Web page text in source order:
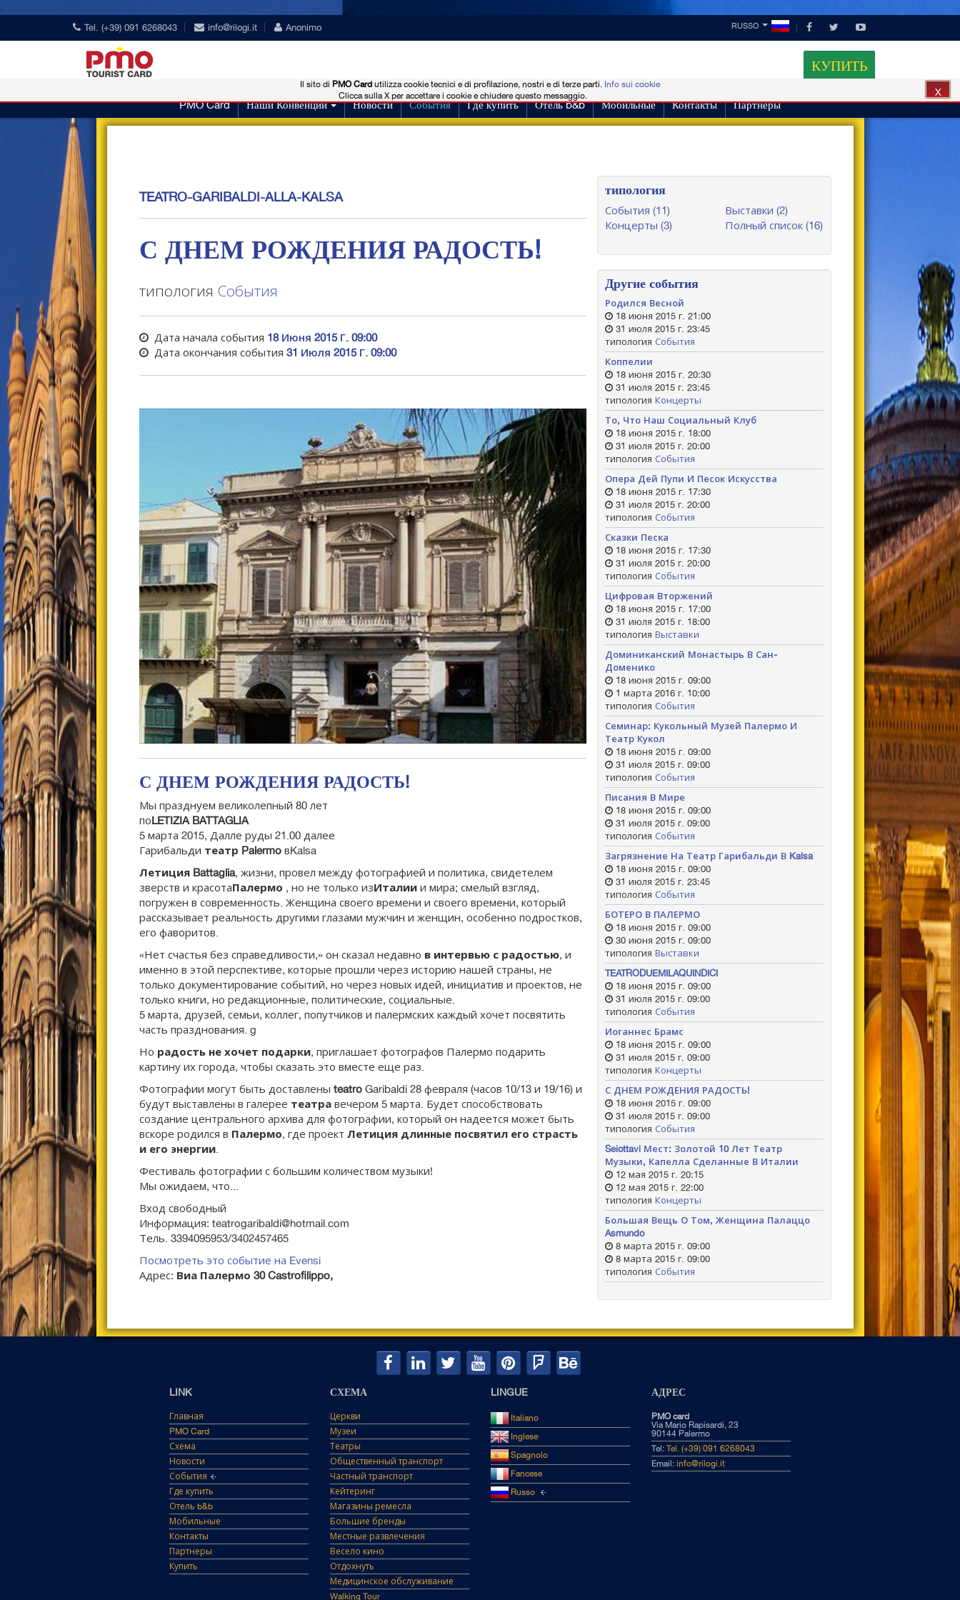
;
Tel. (+39) 091 6268043 info@rilogi.it Anonimo RUSSO
КУПИТЬ
PMO Card Наши Конвенции Новости События Где купить Отель b&b Мобильные Контакты Партнеры
TEATRO-GARIBALDI-ALLA-KALSA
С ДНЕМ РОЖДЕНИЯ РАДОСТЬ!
типология События
Дата начала события 18 Июня 2015 Г. 09:00
Дата окончания события 31 Июля 2015 Г. 09:00
С ДНЕМ РОЖДЕНИЯ РАДОСТЬ!
Мы празднуем великолепный 80 лет
поLETIZIA BATTAGLIA
5 марта 2015, Далле руды 21.00 далее
Гарибальди театр PalermoвKalsa
Летиция Battaglia, жизни, провел между фотографией и политика, свидетелем
зверств и красотаПалермо , но не только изИталиии мира; смелый взгляд,
погружен в современность. Женщина своего времени и своего времени, который
рассказывает реальность другими глазами мужчин и женщин, особенно подростков,
его фаворитов.
«Нет счастья без справедливости,» он сказал недавно в интервью с радостью, и
именно в этой перспективе, которые прошли через историю нашей страны, не
только документирование событий, но через новых идей, инициатив и проектов, не
только книги, но редакционные, политические, социальные.
5 марта, друзей, семьи, коллег, попутчиков и палермских каждый хочет посвятить
часть празднования. g
Но радость не хочет подарки, приглашает фотографов Палермо подарить
картину их города, чтобы сказать это вместе еще раз.
Фотографии могут быть доставлены teatroGaribaldi 28 февраля (часов 10/13 и 19/16) и
будут выставлены в галерее театравечером 5 марта. Будет способствовать
создание центрального архива для фотографии, который он надеется может быть
вскоре родился в Палермо, где проект Летиция длинные посвятил его страсть
и его энергии.
Фестиваль фотографии с большим количеством музыки!
Мы ожидаем, что...
Вход свободный
Информация: teatrogaribaldi@hotmail.com
Тель. 3394095953/3402457465
Посмотреть это событие на Evensi
Адрес: Виа Палермо 30 Castrofilippo,
типология
События (11)
Концерты (3)
Выставки (2)
Полный список (16)
Другие события
Родился Весной
18 июня 2015 г. 21:00
31 июля 2015 г. 23:45
типология События
Коппелии
18 июня 2015 г. 20:30
31 июля 2015 г. 23:45
типология Концерты
То, Что Наш Социальный Клуб
18 июня 2015 г. 18:00
31 июля 2015 г. 20:00
типология События
Опера Дей Пупи И Песок Искусства
18 июня 2015 г. 17:30
31 июля 2015 г. 20:00
типология События
Сказки Песка
18 июня 2015 г. 17:30
31 июля 2015 г. 20:00
типология События
Цифровая Вторжений
18 июня 2015 г. 17:00
31 июля 2015 г. 18:00
типология Выставки
Доминиканский Монастырь В Сан-
Доменико
18 июня 2015 г. 09:00
1 марта 2016 г. 10:00
типология События
Семинар: Кукольный Музей Палермо И
Театр Кукол
18 июня 2015 г. 09:00
31 июля 2015 г. 09:00
типология События
Писания В Мире
18 июня 2015 г. 09:00
31 июля 2015 г. 09:00
типология События
Загрязнение На Театр Гарибальди В Kalsa
18 июня 2015 г. 09:00
31 июля 2015 г. 23:45
типология События
БОТЕРО В ПАЛЕРМО
18 июня 2015 г. 09:00
30 июня 2015 г. 09:00
типология Выставки
TEATRODUEMILAQUINDICI
18 июня 2015 г. 09:00
31 июля 2015 г. 09:00
типология События
Иоганнес Брамс
18 июня 2015 г. 09:00
31 июля 2015 г. 09:00
типология Концерты
С ДНЕМ РОЖДЕНИЯ РАДОСТЬ!
18 июня 2015 г. 09:00
31 июля 2015 г. 09:00
типология События
Seiottavi Мест: Золотой 10 Лет Театр
Музыки, Капелла Сделанные В Италии
12 мая 2015 г. 20:15
12 мая 2015 г. 22:00
типология Концерты
Большая Вещь О Том, Женщина Палаццо
Asmundo
8 марта 2015 г. 09:00
8 марта 2015 г. 09:00
типология События
LINK
Главная
PMO Card
Схема
Новости
События
Где купить
Отель b&b
Мобильные
Контакты
Партнеры
Купить
СХЕМА
Церкви
Музеи
Театры
Общественный транспорт
Частный транспорт
Кейтеринг
Магазины ремесла
Большие бренды
Местные развлечения
Весело кино
Отдохнуть
Медицинское обслуживание
Walking Tour
LINGUE
Italiano
Inglese
Spagnolo
Fancese
Russo
АДРЕС
PMO card
Via Mario Rapisardi, 23
90144 Palermo
Tel: Tel. (+39) 091 6268043
Email: info@rilogi.it
Il sito di PMO Card utilizza cookie tecnici e di profilazione, nostri e di terze parti. Info sui cookie
Clicca sulla X per accettare i cookie e chiudere questo messaggio.
X